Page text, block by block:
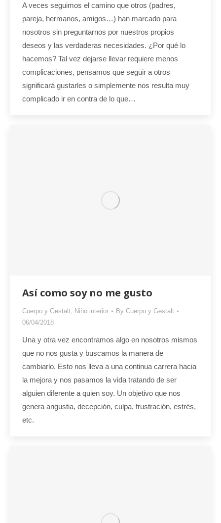
A veces seguimos el camino que otros (padres,
pareja, hermanos, amigos…) han marcado para
nosotros sin preguntarnos por nuestros propios
deseos y las verdaderas necesidades. ¿Por qué lo
hacemos? Tal vez dejarse llevar requiere menos
complicaciones, pensamos que seguir a otros
significará gustarles o simplemente nos resulta muy
complicado ir en contra de lo que…
Así como soy no me gusto
Cuerpo y Gestalt, Niño interior By Cuerpo y Gestalt
06/04/2018
Una y otra vez encontramos algo en nosotros mismos
que no nos gusta y buscamos la manera de
cambiarlo. Esto nos lleva a una continua carrera hacia
la mejora y nos pasamos la vida tratando de ser
alguien diferente a quien soy. Un objetivo que nos
genera angustia, decepción, culpa, frustración, estrés,
etc.